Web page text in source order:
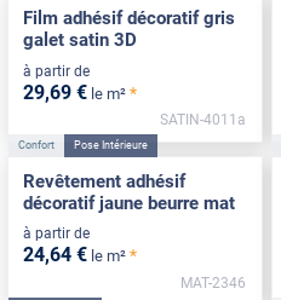
Film adhésif décoratif gris
galet satin 3D
à partir de
29,69 € le m² *
SATIN-4011a
Confort Pose Intérieure
Revêtement adhésif
décoratif jaune beurre mat
à partir de
24,64 € le m² *
MAT-2346